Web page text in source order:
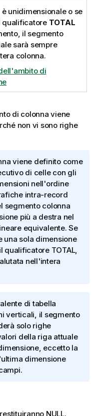
unidimensionale o se
qualificatore TOTAL
il segmento
sarà sempre
colonna.
di
di colonna viene
non vi sono righe
viene definito come
di celle con gli
nell'ordine
intra-record
segmento colonna
più a destra nel
equivalente. Se
una sola dimensione
qualificatore TOTAL,
nell'intera
di tabella
verticali, il segmento
solo righe
della riga attuale
eccetto la
dimensione
NULL.